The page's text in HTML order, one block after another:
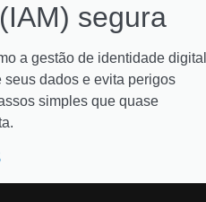
segura
a gestão de identidade digital
seus dados e evita perigos
simples que quase